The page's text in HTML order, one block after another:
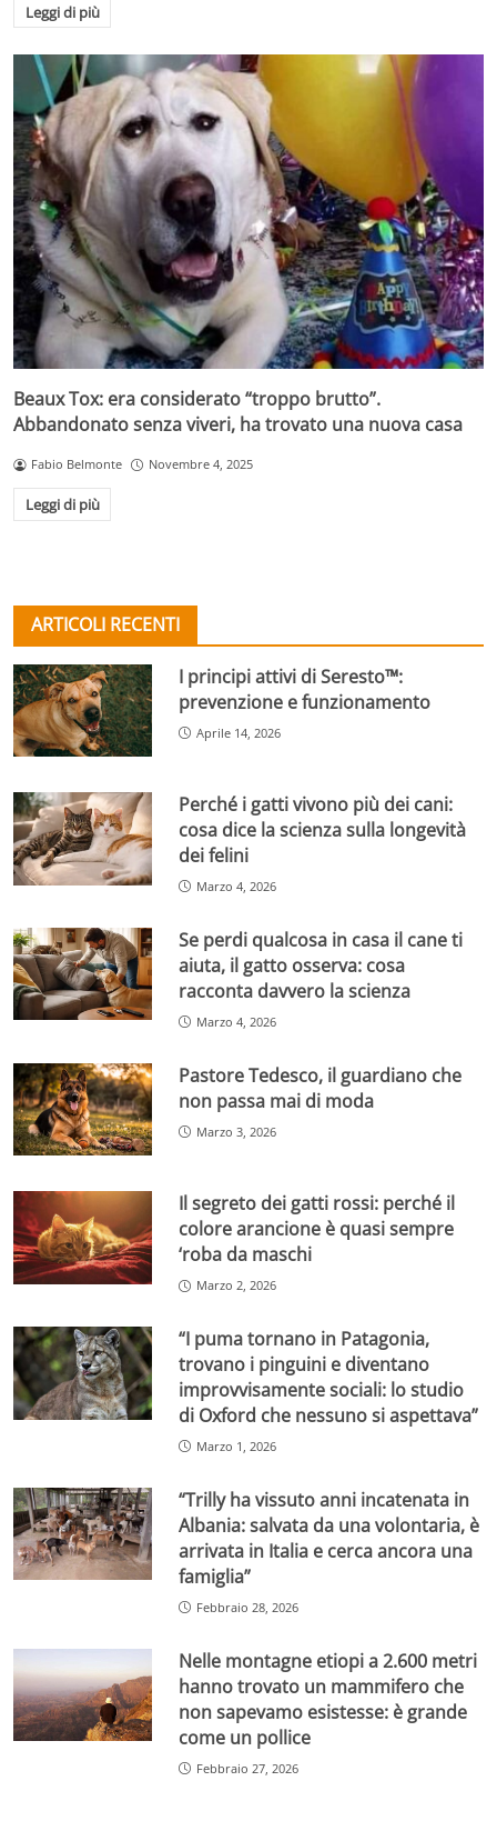
Leggi di più
Beaux Tox: era considerato “troppo brutto”.
Abbandonato senza viveri, ha trovato una nuova casa
Fabio Belmonte Novembre 4, 2025
Leggi di più
ARTICOLI RECENTI
I principi attivi di Seresto™:
prevenzione e funzionamento
Aprile 14, 2026
Perché i gatti vivono più dei cani:
cosa dice la scienza sulla longevità
dei felini
Marzo 4, 2026
Se perdi qualcosa in casa il cane ti
aiuta, il gatto osserva: cosa
racconta davvero la scienza
Marzo 4, 2026
Pastore Tedesco, il guardiano che
non passa mai di moda
Marzo 3, 2026
Il segreto dei gatti rossi: perché il
colore arancione è quasi sempre
‘roba da maschi
Marzo 2, 2026
“I puma tornano in Patagonia,
trovano i pinguini e diventano
improvvisamente sociali: lo studio
di Oxford che nessuno si aspettava”
Marzo 1, 2026
“Trilly ha vissuto anni incatenata in
Albania: salvata da una volontaria, è
arrivata in Italia e cerca ancora una
famiglia”
Febbraio 28, 2026
Nelle montagne etiopi a 2.600 metri
hanno trovato un mammifero che
non sapevamo esistesse: è grande
come un pollice
Febbraio 27, 2026